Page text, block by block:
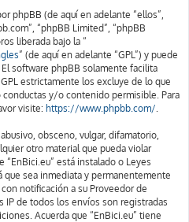
phpBB (de aquí en adelante “ellos”,
“phpBB Limited”, “phpBB
liberada bajo la “
” (de aquí en adelante “GPL”) y puede
El software phpBB solamente facilita
estrictamente los excluye de lo que
y/o contenido permisible. Para
visite: https://www.phpbb.com/.
obsceno, vulgar, difamatorio,
otro material que pueda violar
“EnBici.eu” está instalado o Leyes
que sea inmediata y permanentemente
notificación a su Proveedor de
IP de todos los envíos son registradas
Acuerda que “EnBici.eu” tiene